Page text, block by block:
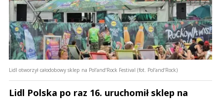
Lidl otworzył całodobowy sklep na Pol‘and‘Rock Festival (fot. Pol‘and‘Rock)
Lidl Polska po raz 16. uruchomił sklep na